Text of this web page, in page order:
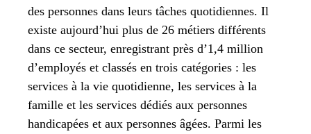
des personnes dans leurs tâches quotidiennes. Il
existe aujourd’hui plus de 26 métiers différents
dans ce secteur, enregistrant près d’1,4 million
d’employés et classés en trois catégories : les
services à la vie quotidienne, les services à la
famille et les services dédiés aux personnes
handicapées et aux personnes âgées. Parmi les